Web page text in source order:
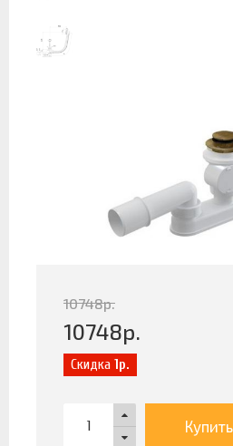
10748р.
10748р.
Скидка 1р.
Купить